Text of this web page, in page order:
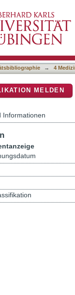
→ 4
MELDEN
Informationen